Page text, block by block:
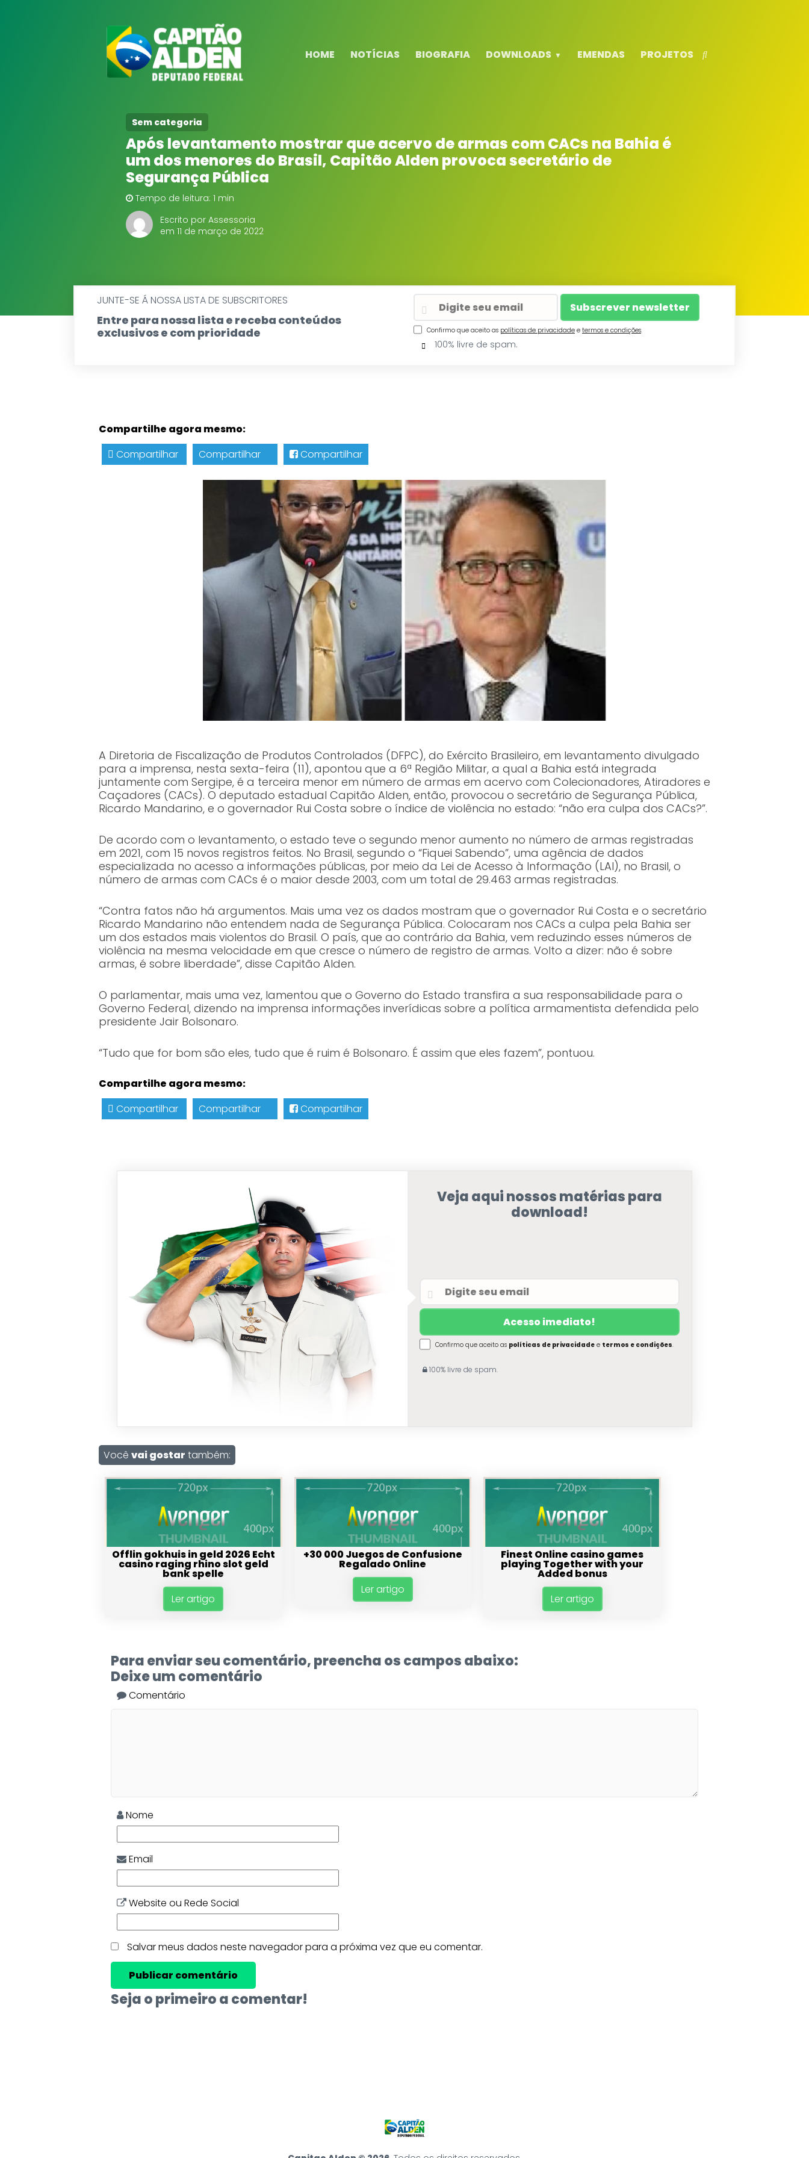
HOME NOTÍCIAS BIOGRAFIA DOWNLOADS EMENDAS PROJETOS
Sem categoria
Após levantamento mostrar que acervo de armas com CACs na Bahia é
um dos menores do Brasil, Capitão Alden provoca secretário de
Segurança Pública
Tempo de leitura: 1 min
Escrito por Assessoria
em 11 de março de 2022
JUNTE-SE Á NOSSA LISTA DE SUBSCRITORES
Entre para nossa lista e receba conteúdos
exclusivos e com prioridade
Confirmo que aceito as políticas de privacidade e termos e condições.
100% livre de spam.
Compartilhe agora mesmo:
Compartilhar
Compartilhar Compartilhar
A Diretoria de Fiscalização de Produtos Controlados (DFPC), do Exército Brasileiro, em levantamento divulgado
para a imprensa, nesta sexta-feira (11), apontou que a 6ª Região Militar, a qual a Bahia está integrada
juntamente com Sergipe, é a terceira menor em número de armas em acervo com Colecionadores, Atiradores e
Caçadores (CACs). O deputado estadual Capitão Alden, então, provocou o secretário de Segurança Pública,
Ricardo Mandarino, e o governador Rui Costa sobre o índice de violência no estado: “não era culpa dos CACs?”.
De acordo com o levantamento, o estado teve o segundo menor aumento no número de armas registradas
em 2021, com 15 novos registros feitos. No Brasil, segundo o “Fiquei Sabendo”, uma agência de dados
especializada no acesso a informações públicas, por meio da Lei de Acesso à Informação (LAI), no Brasil, o
número de armas com CACs é o maior desde 2003, com um total de 29.463 armas registradas.
“Contra fatos não há argumentos. Mais uma vez os dados mostram que o governador Rui Costa e o secretário
Ricardo Mandarino não entendem nada de Segurança Pública. Colocaram nos CACs a culpa pela Bahia ser
um dos estados mais violentos do Brasil. O país, que ao contrário da Bahia, vem reduzindo esses números de
violência na mesma velocidade em que cresce o número de registro de armas. Volto a dizer: não é sobre
armas, é sobre liberdade”, disse Capitão Alden.
O parlamentar, mais uma vez, lamentou que o Governo do Estado transfira a sua responsabilidade para o
Governo Federal, dizendo na imprensa informações inverídicas sobre a política armamentista defendida pelo
presidente Jair Bolsonaro.
“Tudo que for bom são eles, tudo que é ruim é Bolsonaro. É assim que eles fazem”, pontuou.
Compartilhe agora mesmo:
Compartilhar
Compartilhar Compartilhar
Veja aqui nossos matérias para
download!
Confirmo que aceito as políticas de privacidadee termos e condições.
100% livre de spam.
Você vai gostar também:
Offlin gokhuis in geld 2026 Echt
casino raging rhino slot geld
bank spelle
Ler artigo
+30 000 Juegos de Confusione
Regalado Online
Ler artigo
Finest Online casino games
playing Together with your
Added bonus
Ler artigo
Para enviar seu comentário, preencha os campos abaixo:
Deixe um comentário
Comentário
Nome
Email
Website ou Rede Social
Salvar meus dados neste navegador para a próxima vez que eu comentar.
Seja o primeiro a comentar!